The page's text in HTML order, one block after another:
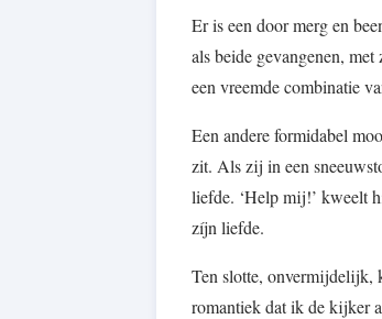
Er is een door merg en
als beide gevangenen,
een vreemde combinatie
Een andere formidabel
zit. Als zij in een
liefde. ‘Help mij!’ kweelt
zíjn liefde.
Ten slotte, onvermijdelijk,
romantiek dat ik de kijker